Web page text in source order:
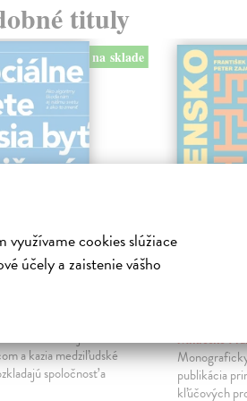
cookies slúžiace
účely a zaistenie vášho
tituly
na sklade
siete musia
a kazia medziľudské
spoločnosť a
Mikloško
publikácia
kľúčových